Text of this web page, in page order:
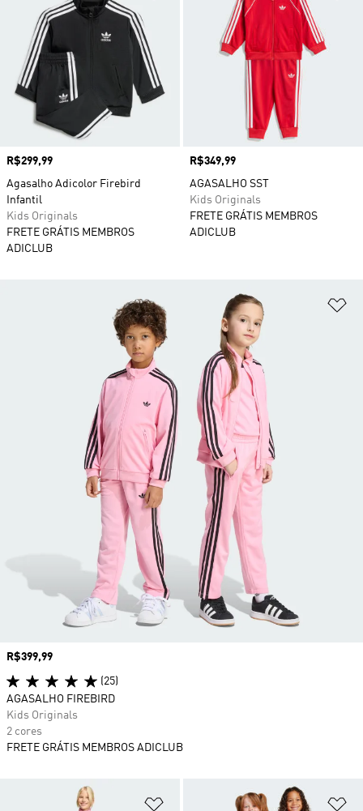
Preço
R$299,99
Agasalho Adicolor Firebird
Infantil
Kids Originals
FRETE GRÁTIS MEMBROS
ADICLUB
Preço
R$349,99
AGASALHO SST
Kids Originals
FRETE GRÁTIS MEMBROS
ADICLUB
Adicionar à Lista de Desejos
Preço
R$399,99
(25)
AGASALHO FIREBIRD
Kids Originals
2 cores
FRETE GRÁTIS MEMBROS ADICLUB